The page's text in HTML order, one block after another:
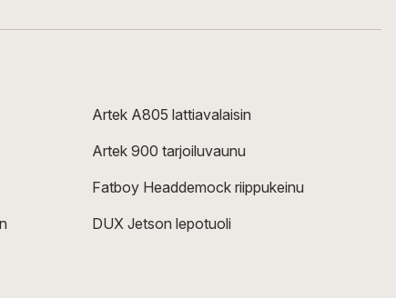
Artek A805 lattiavalaisin
Artek 900 tarjoiluvaunu
Fatboy Headdemock riippukeinu
DUX Jetson lepotuoli